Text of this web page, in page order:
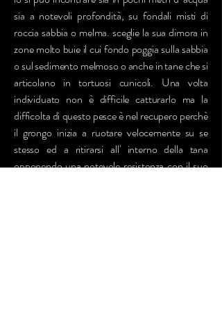
sia a notevoli profondità, su fondali misti di
roccia sabbia o melma. sceglie la sua dimora in
zone molto buie il cui fondo poggia sulla sabbia
o sul sedimento melmoso o anche in tane che si
articolano in tortuosi cunicoli. Una volta
individuato non è difficile catturarlo ma la
difficolta di questo pesce è nel recupero perchè
il grongo inizia a ruotare velocemente su se
stesso ed a ritirarsi all' interno della tana
opponendo una notevole resistenza con il suo